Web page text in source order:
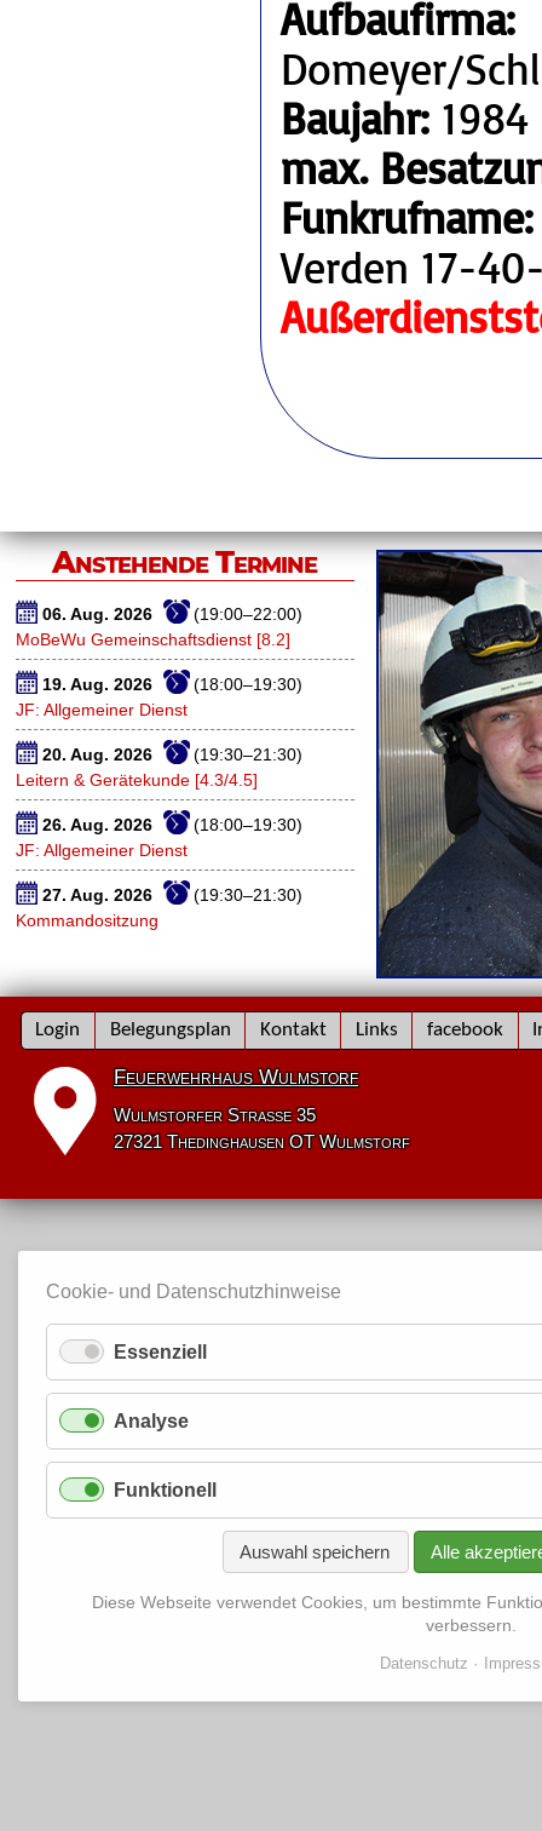
Aufbaufirma:
Domeyer/
Baujahr:1984
max.
Funkrufname:
Verden 17-
Anstehende Termine
06. Aug. 2026
(19:00–22:00)
MoBeWu Gemeinschaftsdienst [8.2]
19. Aug. 2026
(18:00–19:30)
JF: Allgemeiner Dienst
20. Aug. 2026
(19:30–21:30)
Leitern & Gerätekunde [4.3/4.5]
26. Aug. 2026
(18:00–19:30)
JF: Allgemeiner Dienst
27. Aug. 2026
(19:30–21:30)
Kommandositzung
Navigation
überspringen
Login Belegungsplan Kontakt Links facebook
Feuerwehrhaus Wulmstorf
Wulmstorfer Straße 35
27321 Thedinghausen OT Wulmstorf
Cookie- und Datenschutzhinweise
Essenziell
Analyse
Funktionell
Auswahl speichern Alle
Diese Webseite verwendet Cookies, um bestimmte
verbessern.
Datenschutz